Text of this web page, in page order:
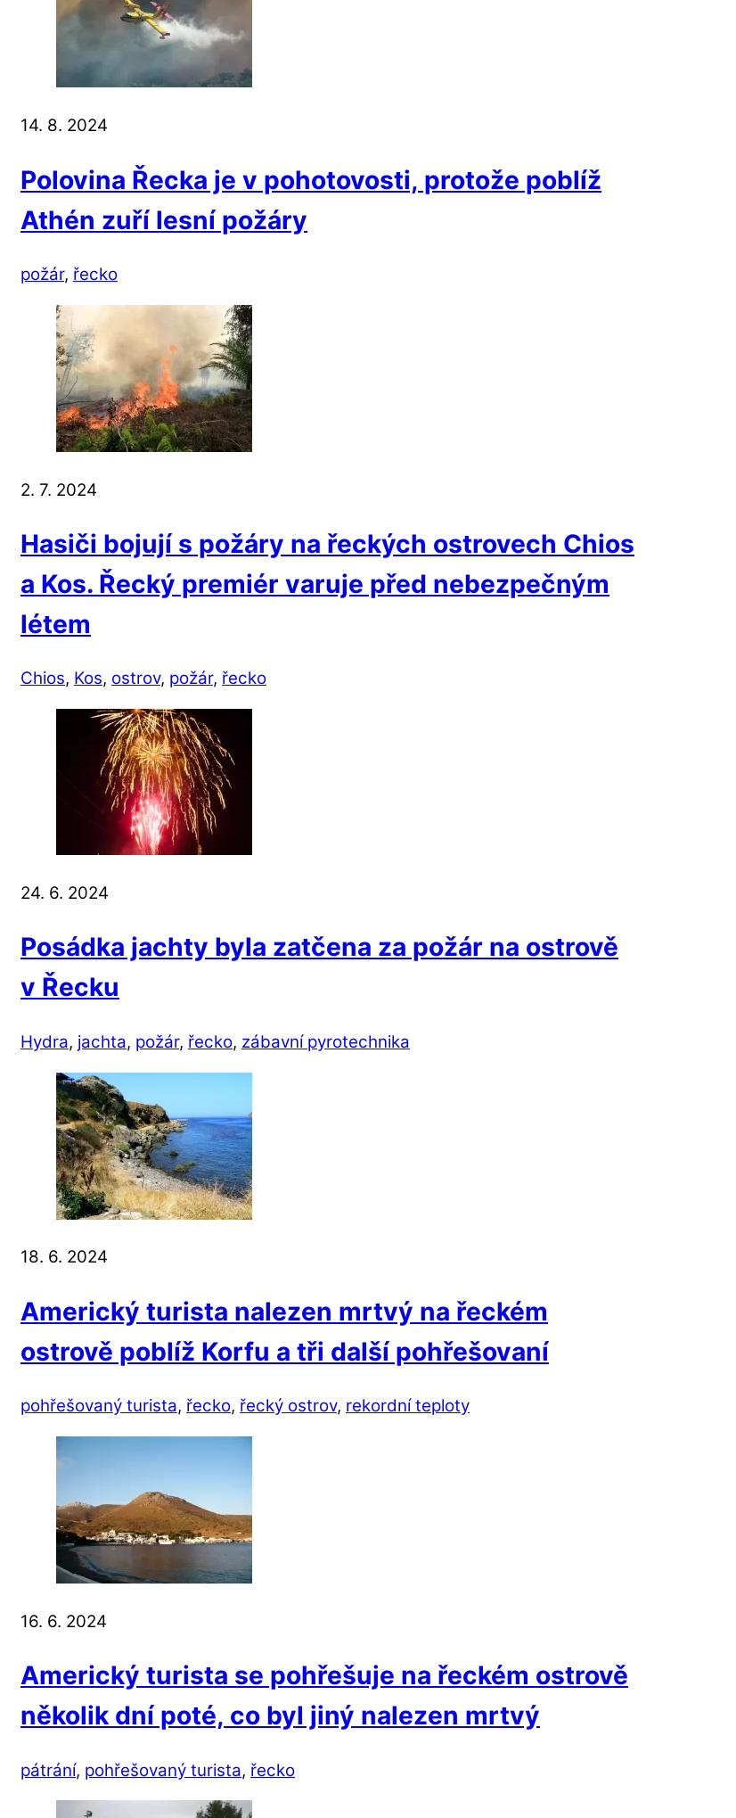
14. 8. 2024
Polovina Řecka je v pohotovosti, protože poblíž
Athén zuří lesní požáry
požár, řecko
2. 7. 2024
Hasiči bojují s požáry na řeckých ostrovech Chios
a Kos. Řecký premiér varuje před nebezpečným
létem
Chios, Kos, ostrov, požár, řecko
24. 6. 2024
Posádka jachty byla zatčena za požár na ostrově
v Řecku
Hydra, jachta, požár, řecko, zábavní pyrotechnika
18. 6. 2024
Americký turista nalezen mrtvý na řeckém
ostrově poblíž Korfu a tři další pohřešovaní
pohřešovaný turista, řecko, řecký ostrov, rekordní teploty
16. 6. 2024
Americký turista se pohřešuje na řeckém ostrově
několik dní poté, co byl jiný nalezen mrtvý
pátrání, pohřešovaný turista, řecko